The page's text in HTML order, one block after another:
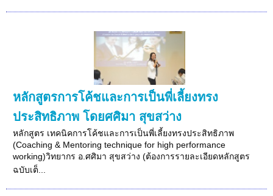
หลักสูตรการโค้ชและการเป็นพี่เลี้ยงทรง
ประสิทธิภาพ โดยศศิมา สุขสว่าง
หลักสูตร เทคนิคการโค้ชและการเป็นพี่เลี้ยงทรงประสิทธิภาพ
(Coaching & Mentoring technique for high performance
working)วิทยากร อ.ศศิมา สุขสว่าง (ต้องการรายละเอียดหลักสูตร
ฉบับเต็...